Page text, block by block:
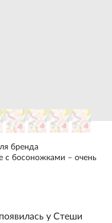
бренда
с босоножками – очень
у Стеши